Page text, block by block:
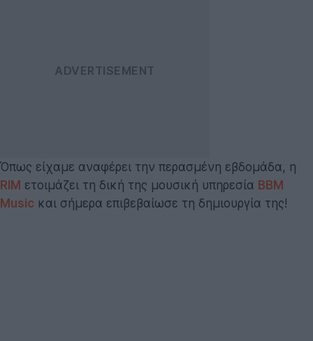
Όπως είχαμε αναφέρει την περασμένη εβδομάδα, η
RIM ετοιμάζει τη δική της μουσική υπηρεσία BBM
Music και σήμερα επιβεβαίωσε τη δημιουργία της!